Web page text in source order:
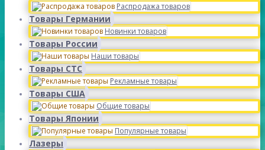
Распродажа товаров
Товары Германии
Новинки товаров
Товары России
Наши товары
Товары СТС
Рекламные товары
Товары США
Общие товары
Товары Японии
Популярные товары
Лазеры